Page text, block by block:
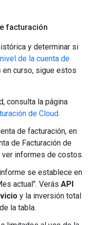
facturación
y determinar si
de la cuenta de
curso, sigue estos
consulta la página
de Cloud.
de facturación, en
de Facturación de
informes de costos.
se establece en
actual". Verás API
y la inversión total
de la tabla.